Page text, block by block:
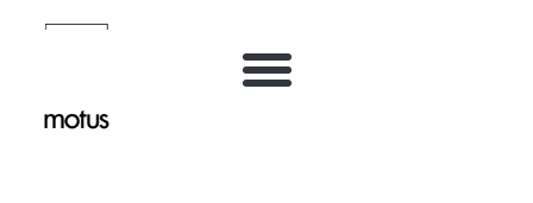
springen